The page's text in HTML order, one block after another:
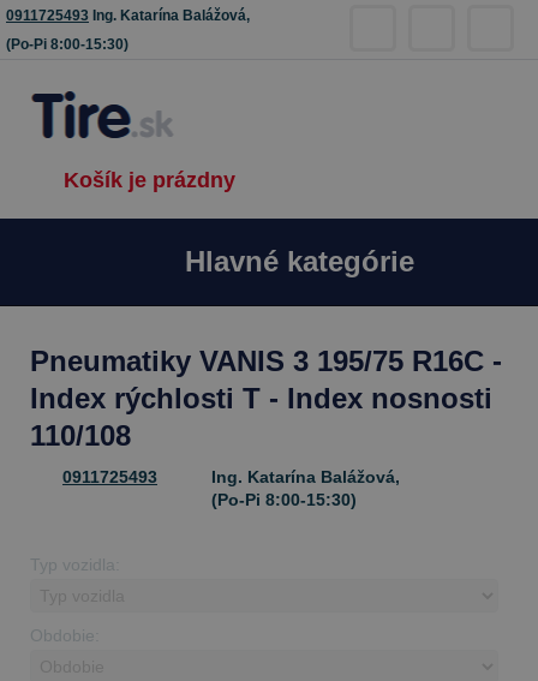
0911725493 Ing. Katarína Balážová,
(Po-Pi 8:00-15:30)
Košík je prázdny
Hlavné kategórie
Pneumatiky VANIS 3 195/75 R16C -
Index rýchlosti T - Index nosnosti
110/108
0911725493
Ing. Katarína Balážová,
(Po-Pi 8:00-15:30)
Typ vozidla:
Obdobie: